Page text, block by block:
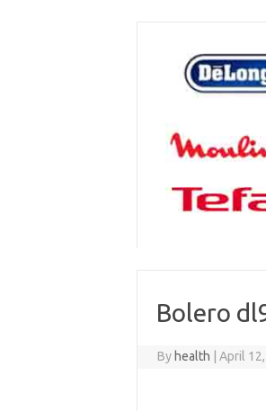
Bolero
By health April